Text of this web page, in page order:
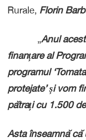
Rurale, Florin
„Anul
finanțare al
programul
protejate’ și vom
pătrați cu 1.500
Asta înseamnă că